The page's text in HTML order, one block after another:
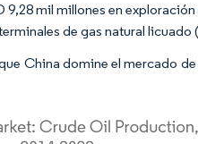
mil millones en
de gas natural licuado
China domine el mercado